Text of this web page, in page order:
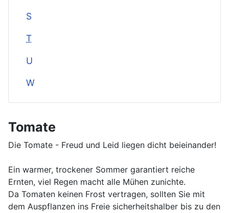
S
T
U
W
Tomate
Die Tomate - Freud und Leid liegen dicht beieinander!
Ein warmer, trockener Sommer garantiert reiche
Ernten, viel Regen macht alle Mühen zunichte.
Da Tomaten keinen Frost vertragen, sollten Sie mit
dem Auspflanzen ins Freie sicherheitshalber bis zu den